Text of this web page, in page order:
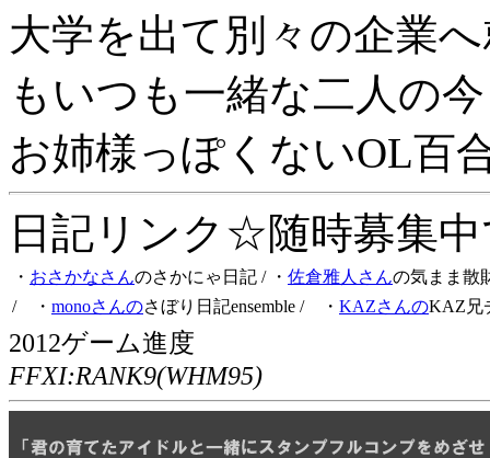
大学を出て別々の企業
もいつも一緒な二人の
お姉様っぽくないOL百
日記リンク☆随時募集
・ おさかなさんのさかにゃ日記 / ・ 佐倉雅人さんの気まま散
/ ・ monoさんのさぼり日記ensemble / ・ KAZさんのKAZ兄
2012ゲーム進度
FFXI:RANK9(WHM95)